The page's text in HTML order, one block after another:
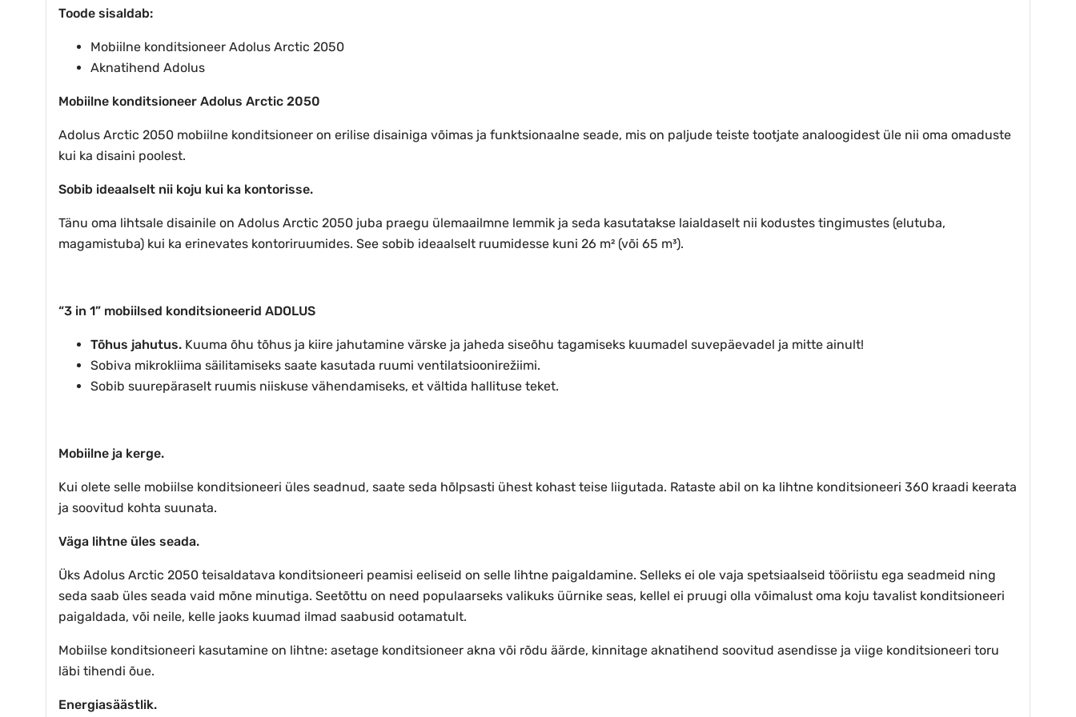
Toode sisaldab:
Mobiilne konditsioneer Adolus Arctic 2050
Aknatihend Adolus
Mobiilne konditsioneer Adolus Arctic 2050
Adolus Arctic 2050 mobiilne konditsioneer on erilise disainiga võimas ja funktsionaalne seade, mis on paljude teiste tootjate analoogidest üle nii oma omaduste
kui ka disaini poolest.
Sobib ideaalselt nii koju kui ka kontorisse.
Tänu oma lihtsale disainile on Adolus Arctic 2050 juba praegu ülemaailmne lemmik ja seda kasutatakse laialdaselt nii kodustes tingimustes (elutuba,
magamistuba) kui ka erinevates kontoriruumides. See sobib ideaalselt ruumidesse kuni 26 m² (või 65 m³).
“3 in 1” mobiilsed konditsioneerid ADOLUS
Tõhus jahutus. Kuuma õhu tõhus ja kiire jahutamine värske ja jaheda siseõhu tagamiseks kuumadel suvepäevadel ja mitte ainult!
Sobiva mikrokliima säilitamiseks saate kasutada ruumi ventilatsioonirežiimi.
Sobib suurepäraselt ruumis niiskuse vähendamiseks, et vältida hallituse teket.
Mobiilne ja kerge.
Kui olete selle mobiilse konditsioneeri üles seadnud, saate seda hõlpsasti ühest kohast teise liigutada. Rataste abil on ka lihtne konditsioneeri 360 kraadi keerata
ja soovitud kohta suunata.
Väga lihtne üles seada.
Üks Adolus Arctic 2050 teisaldatava konditsioneeri peamisi eeliseid on selle lihtne paigaldamine. Selleks ei ole vaja spetsiaalseid tööriistu ega seadmeid ning
seda saab üles seada vaid mõne minutiga. Seetõttu on need populaarseks valikuks üürnike seas, kellel ei pruugi olla võimalust oma koju tavalist konditsioneeri
paigaldada, või neile, kelle jaoks kuumad ilmad saabusid ootamatult.
Mobiilse konditsioneeri kasutamine on lihtne: asetage konditsioneer akna või rõdu äärde, kinnitage aknatihend soovitud asendisse ja viige konditsioneeri toru
läbi tihendi õue.
Energiasäästlik.